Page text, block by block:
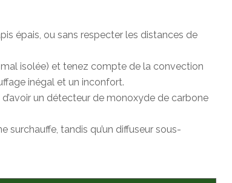
épais, ou sans respecter les distances de
mal isolée) et tenez compte de la convection
inégal et un inconfort.
un détecteur de monoxyde de carbone
tandis qu’un diffuseur sous-